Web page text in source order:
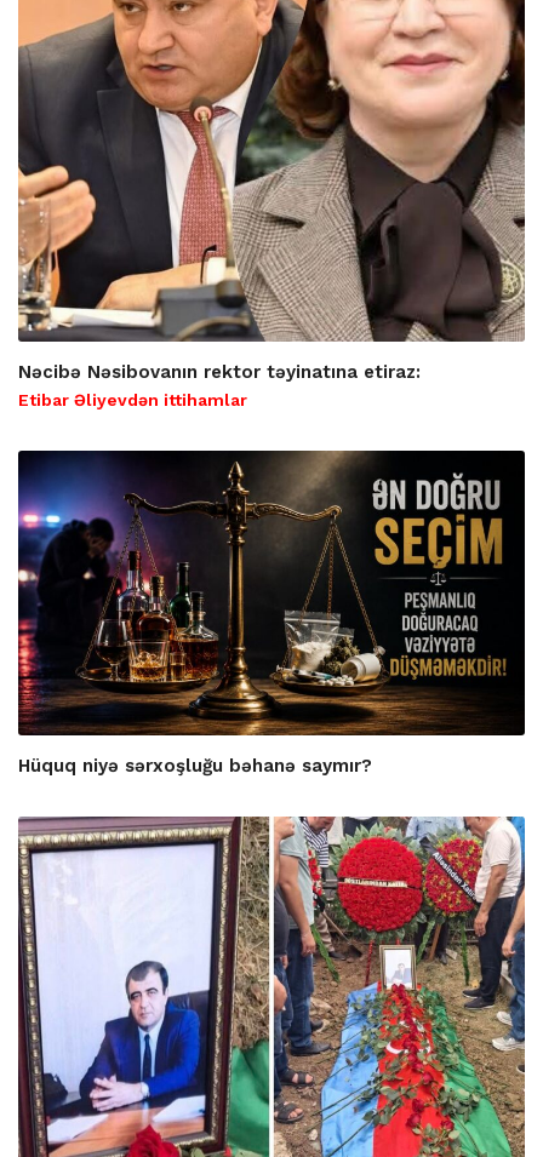
Nəcibə Nəsibovanın rektor təyinatına etiraz:
Etibar Əliyevdən ittihamlar
Hüquq niyə sərxoşluğu bəhanə saymır?